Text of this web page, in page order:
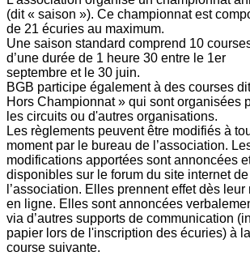
(dit « saison »). Ce championnat est
de 21 écuries au maximum.
Une saison standard comprend 10
d’une durée de 1 heure 30 entre le 1er
septembre et le 30 juin.
BGB participe également à des courses
Hors Championnat » qui sont organisées
les circuits ou d'autres organisations.
Les règlements peuvent être modifiés à
moment par le bureau de l’association.
modifications apportées sont annoncées
disponibles sur le forum du site internet de
l’association. Elles prennent effet dès leur
en ligne. Elles sont annoncées
via d’autres supports de communication
papier lors de l'inscription des écuries) à la
course suivante.